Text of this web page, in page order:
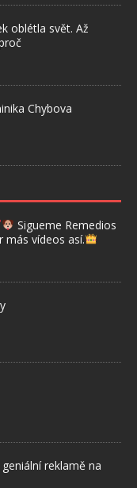
oblétla svět. Až
Chybova
Sigueme Remedios
más vídeos así.
reklamě na